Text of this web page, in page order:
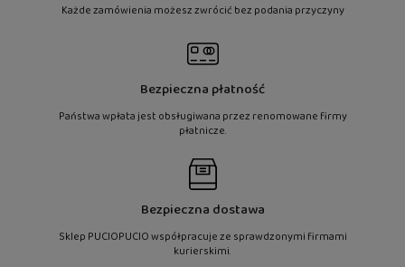
Każde zamówienia możesz zwrócić bez podania przyczyny
Bezpieczna płatność
Państwa wpłata jest obsługiwana przez renomowane firmy
płatnicze.
Bezpieczna dostawa
Sklep PUCIOPUCIO współpracuje ze sprawdzonymi firmami
kurierskimi.